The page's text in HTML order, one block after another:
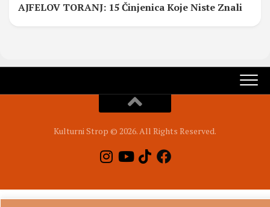
AJFELOV TORANJ: 15 Činjenica Koje Niste Znali
Kulturni Strop © 2026. All Rights Reserved.